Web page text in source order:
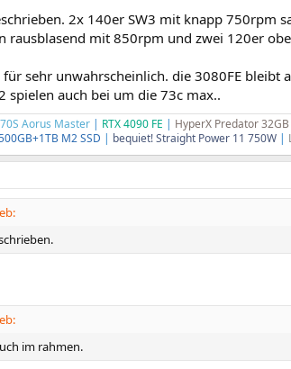
2x 140er SW3 mit knapp 750rpm
rausblasend mit 850rpm und zwei 120er
sehr unwahrscheinlich. die 3080FE bleibt
spielen auch bei um die 73c max..
Aorus Master | RTX 4090 FE | HyperX Predator
M2 SSD | bequiet! Straight Power 11 750W |
im rahmen.